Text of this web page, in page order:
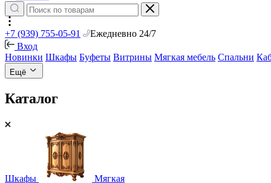
+7 (939) 755-05-91
Ежедневно 24/7
Вход
Новинки Шкафы Буфеты Витрины Мягкая мебель Спальни
Ещё
Каталог
Шкафы Мягкая